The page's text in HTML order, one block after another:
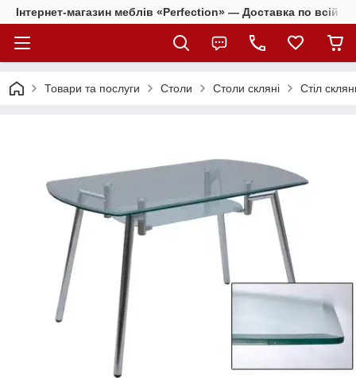
Інтернет-магазин меблів «Perfection» — Доставка по всій
Товари та послуги Столи Столи скляні Стіл